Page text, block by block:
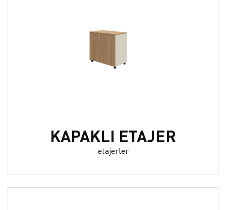
KAPAKLI ETAJER
etajerler